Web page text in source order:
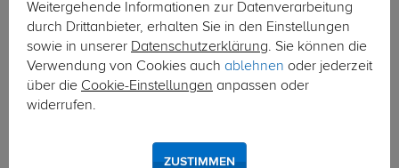
Weitergehende Informationen zur Datenverarbeitung
durch Drittanbieter, erhalten Sie in den Einstellungen
sowie in unserer Datenschutzerklärung. Sie können die
Verwendung von Cookies auch ablehnen oder jederzeit
über die Cookie-Einstellungen anpassen oder
widerrufen.
ZUSTIMMEN